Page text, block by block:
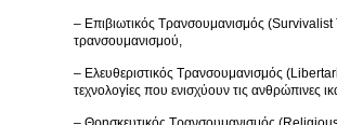
– Επιβιωτικός Τρανσουμανισμός
τρανσουμανισμού,
– Ελευθεριστικός Τρανσουμανισμός
τεχνολογίες που ενισχύουν τις ανθρώπινες